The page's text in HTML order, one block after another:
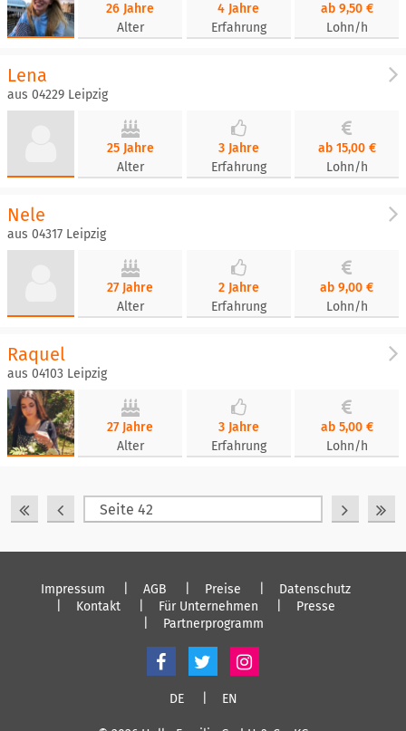
26 Jahre
Alter
4 Jahre
Erfahrung
ab 9,50 €
Lohn/h
Lena
aus 04229 Leipzig
25 Jahre
Alter
3 Jahre
Erfahrung
ab 15,00 €
Lohn/h
Nele
aus 04317 Leipzig
27 Jahre
Alter
2 Jahre
Erfahrung
ab 9,00 €
Lohn/h
Raquel
aus 04103 Leipzig
27 Jahre
Alter
3 Jahre
Erfahrung
ab 5,00 €
Lohn/h
Impressum AGB Preise
Datenschutz
Kontakt
Für Unternehmen
Presse
Partnerprogramm
DE EN